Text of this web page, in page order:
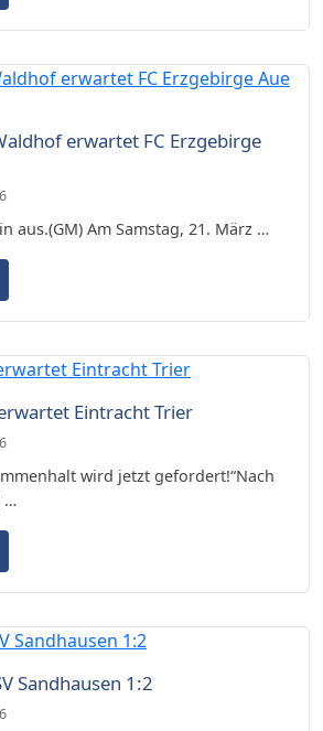
erwartet FC Erzgebirge
aus.(GM) Am Samstag, 21. März …
Eintracht Trier
wird jetzt gefordert!“Nach
…
Sandhausen 1:2